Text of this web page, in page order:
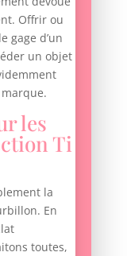
Offrir ou
gage d’un
un objet
les
Ti
la
En
toutes,